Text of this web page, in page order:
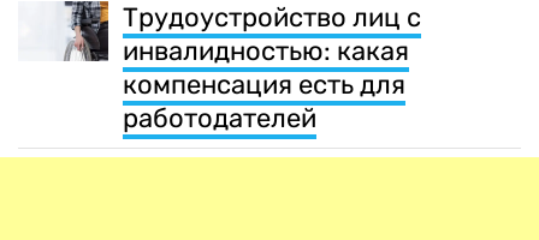
Трудоустройство лиц с
инвалидностью: какая
компенсация есть для
работодателей